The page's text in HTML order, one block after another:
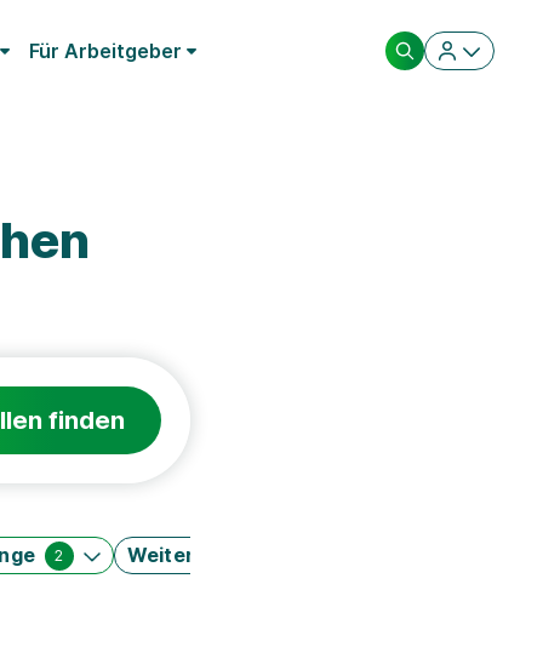
Für Arbeitgeber
finden
2 Weitere Filter